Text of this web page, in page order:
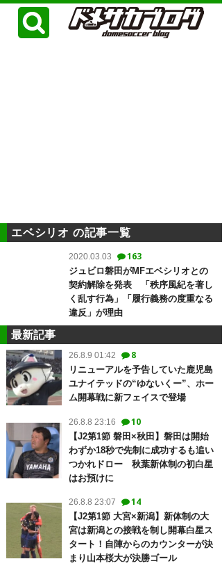
エベシリオ の記事一覧
2020.03.03 163
ジュビロ磐田がMFエベシリオとの
契約解除を発表 「秩序風紀を著し
く乱す行為」「履行義務の度重なる
違反」が理由
最新記事
26.8.9 01:42 8
リニューアルを予告していた鹿児島
ユナイテッドの“ゆないくー”、ホー
ム開幕戦に新フェイスで登場
26.8.8 23:16 10
【J2第1節 磐田×秋田】磐田は開始
わずか18秒で先制に成功するも追い
つかれドロー 秋葉新体制の初白星
はお預けに
26.8.8 23:07 14
【J2第1節 大宮×新潟】新体制の大
宮は新潟との接戦を制し開幕白星ス
タート！自陣からのカウンターが決
まり山本桜大が決勝ゴール